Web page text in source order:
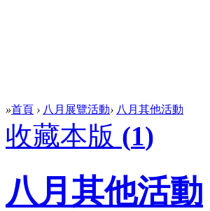
»首頁 › 八月展覽活動› 八月其他活動
收藏本版 (1)
八月其他活動